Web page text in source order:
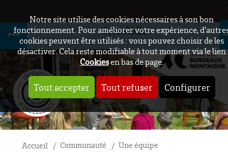
Notre site utilise des cookies nécessaires à son bon
fonctionnement. Pour améliorer votre expérience,
cookies peuvent être utilisés : vous pouvez choisir de les
désactiver. Cela reste modifiable à tout moment via le lien
Cookiesen bas de page.
Tout accepter Tout refuser Configurer
Crisalidh
Accueil Communauté Une équipe